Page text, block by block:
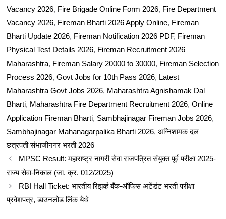
Vacancy 2026, Fire Brigade Online Form 2026, Fire Department
Vacancy 2026, Fireman Bharti 2026 Apply Online, Fireman
Bharti Update 2026, Fireman Notification 2026 PDF, Fireman
Physical Test Details 2026, Fireman Recruitment 2026
Maharashtra, Fireman Salary 20000 to 30000, Fireman Selection
Process 2026, Govt Jobs for 10th Pass 2026, Latest
Maharashtra Govt Jobs 2026, Maharashtra Agnishamak Dal
Bharti, Maharashtra Fire Department Recruitment 2026, Online
Application Fireman Bharti, Sambhajinagar Fireman Jobs 2026,
Sambhajinagar Mahanagarpalika Bharti 2026, अग्निशामक दल
छत्रपती संभाजीनगर भरती 2026
MPSC Result: महाराष्ट्र नागरी सेवा राजपत्रित संयुक्त पूर्व परीक्षा 2025-
राज्य सेवा-निकाल (जा. क्र. 012/2025)
RBI Hall Ticket: भारतीय रिझर्व्ह बँक-ऑफिस अटेंडंट भरती परीक्षा
प्रवेशपत्र, डाउनलोड लिंक येथे